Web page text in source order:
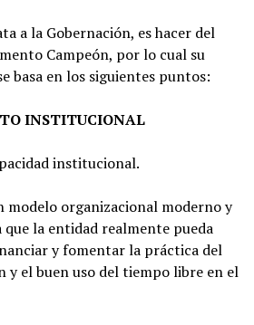
a la Gobernación, es hacer del
Campeón, por lo cual su
basa en los siguientes puntos:
INSTITUCIONAL
institucional.
organizacional moderno y
la entidad realmente pueda
y fomentar la práctica del
y el buen uso del tiempo libre en el